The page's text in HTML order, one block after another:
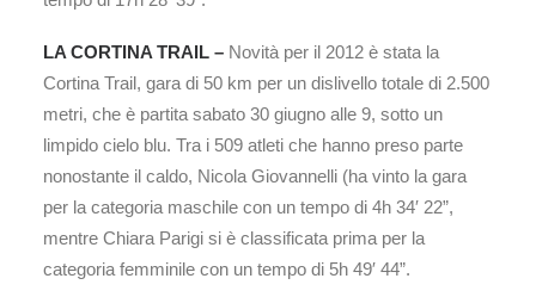
LA CORTINA TRAIL – Novità per il 2012 è stata la
Cortina Trail, gara di 50 km per un dislivello totale di 2.500
metri, che è partita sabato 30 giugno alle 9, sotto un
limpido cielo blu. Tra i 509 atleti che hanno preso parte
nonostante il caldo, Nicola Giovannelli (ha vinto la gara
per la categoria maschile con un tempo di 4h 34′ 22”,
mentre Chiara Parigi si è classificata prima per la
categoria femminile con un tempo di 5h 49′ 44”.